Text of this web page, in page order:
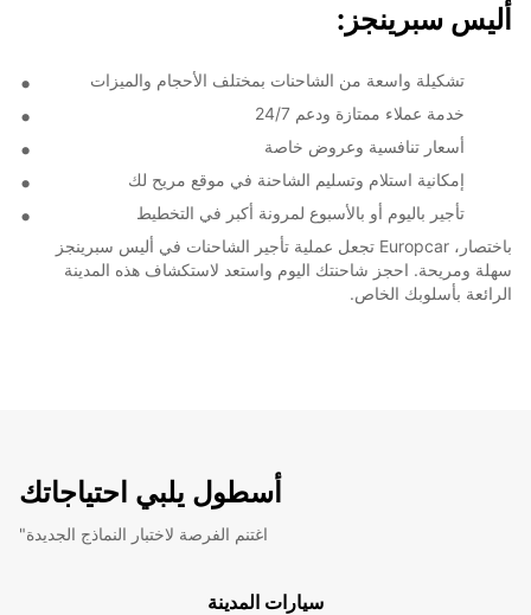
أليس سبرينجز:
تشكيلة واسعة من الشاحنات بمختلف الأحجام والميزات
خدمة عملاء ممتازة ودعم 24/7
أسعار تنافسية وعروض خاصة
إمكانية استلام وتسليم الشاحنة في موقع مريح لك
تأجير باليوم أو بالأسبوع لمرونة أكبر في التخطيط
باختصار، Europcar تجعل عملية تأجير الشاحنات في أليس سبرينجز
سهلة ومريحة. احجز شاحنتك اليوم واستعد لاستكشاف هذه المدينة
الرائعة بأسلوبك الخاص.
أسطول يلبي احتياجاتك
"اغتنم الفرصة لاختبار النماذج الجديدة
سيارات المدينة